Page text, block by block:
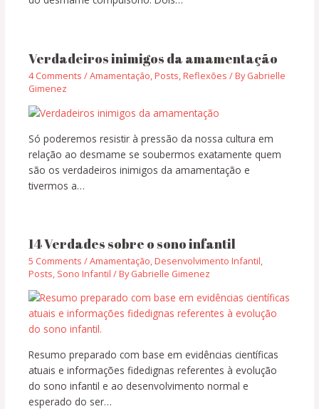
Verdadeiros inimigos da amamentação
4 Comments /Amamentação, Posts, Reflexões / ByGabrielle
Gimenez
Só poderemos resistir à pressão da nossa cultura em
relação ao desmame se soubermos exatamente quem
são os verdadeiros inimigos da amamentação e
tivermos a…
14 Verdades sobre o sono infantil
5 Comments /Amamentação, Desenvolvimento Infantil,
Posts, Sono Infantil / ByGabrielle Gimenez
Resumo preparado com base em evidências científicas
atuais e informações fidedignas referentes à evolução
do sono infantil e ao desenvolvimento normal e
esperado do ser…